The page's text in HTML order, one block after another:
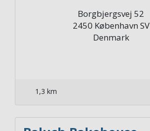
Borgbjergsvej 52
2450 København SV
Denmark
1,3 km